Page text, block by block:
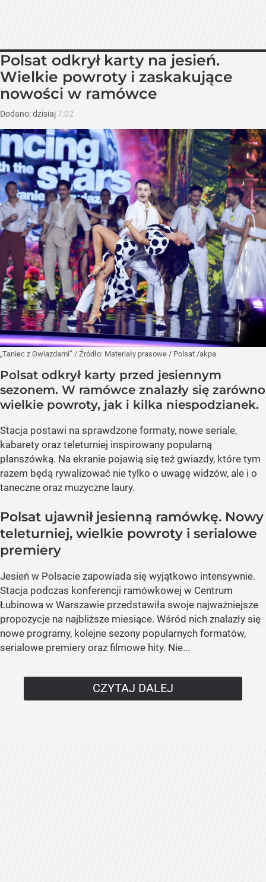
Polsat odkrył karty na jesień.
Wielkie powroty i zaskakujące
nowości w ramówce
Dodano:dzisiaj7:02
„Taniec z Gwiazdami” / Źródło: Materiały prasowe / Polsat /akpa
Polsat odkrył karty przed jesiennym
sezonem. W ramówce znalazły się zarówno
wielkie powroty, jak i kilka niespodzianek.
Stacja postawi na sprawdzone formaty, nowe seriale,
kabarety oraz teleturniej inspirowany popularną
planszówką. Na ekranie pojawią się też gwiazdy, które tym
razem będą rywalizować nie tylko o uwagę widzów, ale i o
taneczne oraz muzyczne laury.
Polsat ujawnił jesienną ramówkę. Nowy
teleturniej, wielkie powroty i serialowe
premiery
Jesień w Polsacie zapowiada się wyjątkowo intensywnie.
Stacja podczas konferencji ramówkowej w Centrum
Łubinowa w Warszawie przedstawiła swoje najważniejsze
propozycje na najbliższe miesiące. Wśród nich znalazły się
nowe programy, kolejne sezony popularnych formatów,
serialowe premiery oraz filmowe hity. Nie...
CZYTAJ DALEJ